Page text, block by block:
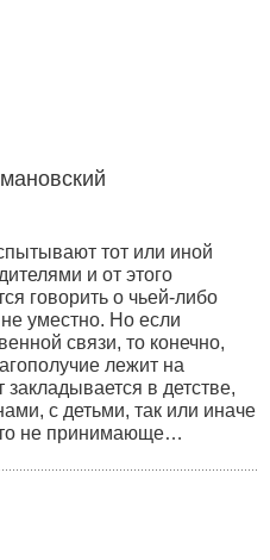
тот или иной
и от этого
говорить о чьей-либо
уместно. Но если
связи, то конечно,
лежит на
в детстве,
с детьми, так или иначе
то не принимающе…